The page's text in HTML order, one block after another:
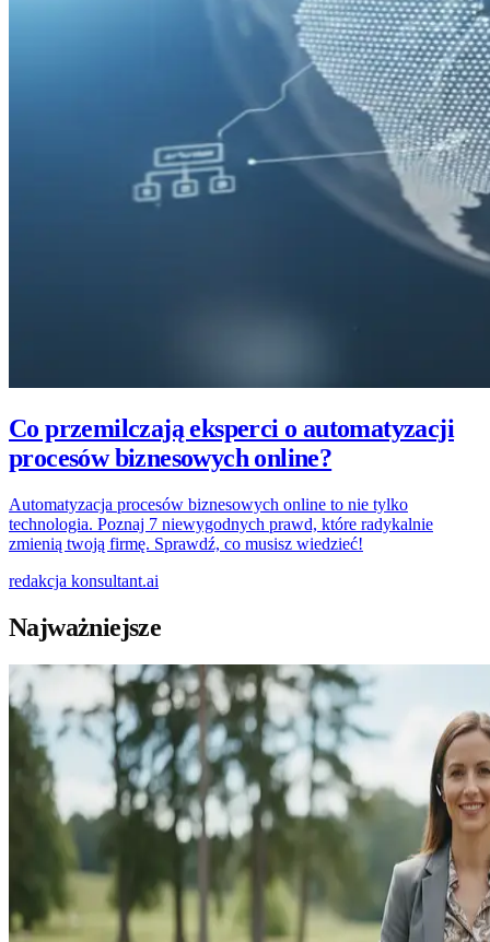
Co przemilczają eksperci o automatyzacji
procesów biznesowych online?
Automatyzacja procesów biznesowych online to nie tylko
technologia. Poznaj 7 niewygodnych prawd, które radykalnie
zmienią twoją firmę. Sprawdź, co musisz wiedzieć!
redakcja konsultant.ai
Najważniejsze